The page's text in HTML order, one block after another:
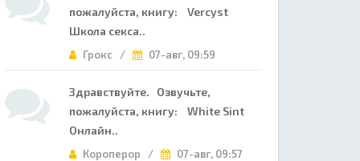
пожалуйста, книгу: Vercyst
Школа секса..
Грокс / 07-авг, 09:59
Здравствуйте. Озвучьте,
пожалуйста, книгу: White Sint
Онлайн..
Короперор / 07-авг, 09:57